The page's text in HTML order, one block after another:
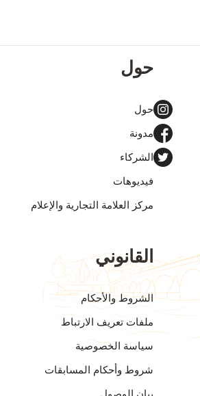
حول
حول
مدونة
الشركاء
فيديوهات
مركز العلامة التجارية والإعلام
القانوني
الشروط والأحكام
ملفات تعريف الارتباط
سياسة الخصوصية
شروط وأحكام المسابقات